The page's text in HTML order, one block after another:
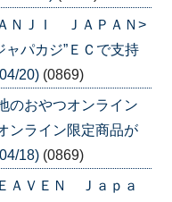
ＮＪＩ ＪＡＰＡＮ>
パカジ”ＥＣで支持
20) (0869)
のおやつオンライン
ンライン限定商品が
18) (0869)
ＡＶＥＮ Ｊａｐａ